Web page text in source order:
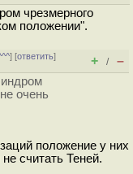
чрезмерного
положении".
] [ответить]
+ / –
очень
положение у них
считать Теней.